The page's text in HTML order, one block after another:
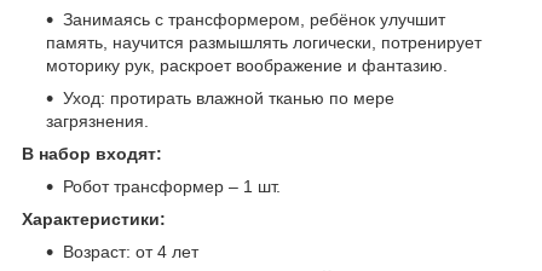
Занимаясь с трансформером, ребёнок улучшит
память, научится размышлять логически, потренирует
моторику рук, раскроет воображение и фантазию.
Уход: протирать влажной тканью по мере
загрязнения.
В набор входят:
Робот трансформер – 1 шт.
Характеристики:
Возраст: от 4 лет